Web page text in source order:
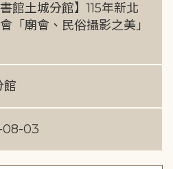
館土城分館】115年新北
「廟會、民俗攝影之美」
館
03